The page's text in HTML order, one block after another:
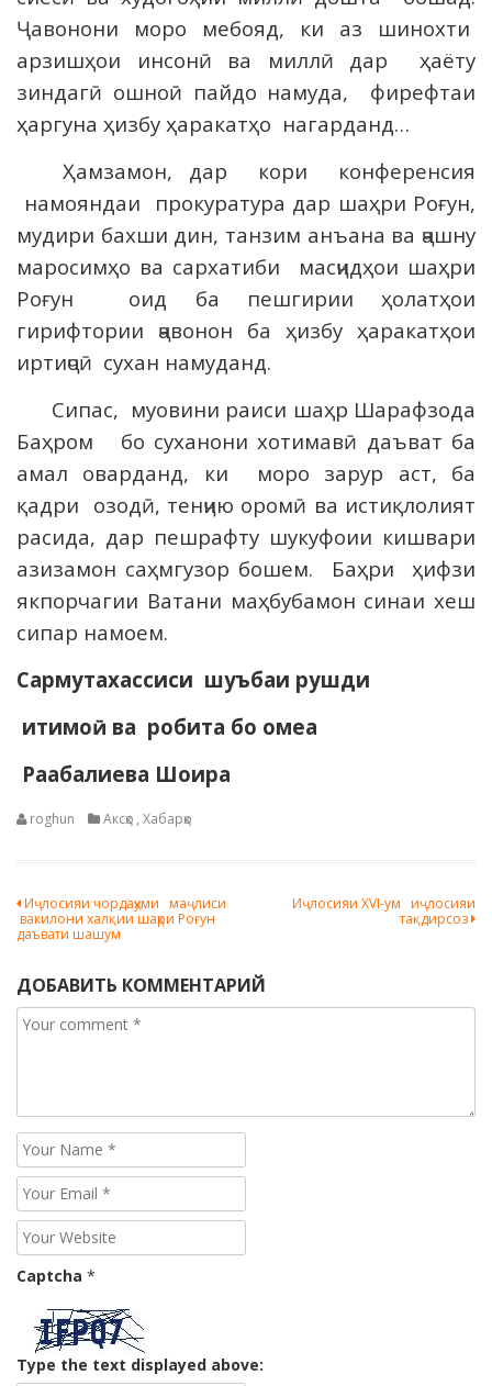
Ҷавонони моро мебояд, ки аз шинохти
арзишҳои инсонӣ ва миллӣ дар ҳаёту
зиндагӣ ошноӣ пайдо намуда, фирефтаи
ҳаргуна ҳизбу ҳаракатҳо нагарданд…
Ҳамзамон, дар кори конференсия
намояндаи прокуратура дар шаҳри Роғун,
мудири бахши дин, танзим анъана ва ҷашну
маросимҳо ва сархатиби масҷидҳои шаҳри
Роғун оид ба пешгирии ҳолатҳои
гирифтории ҷавонон ба ҳизбу ҳаракатҳои
иртиҷоӣ сухан намуданд.
Сипас, муовини раиси шаҳр Шарафзода
Баҳром бо суханони хотимавӣ даъват ба
амал оварданд, ки моро зарур аст, ба
қадри озодӣ, тенҷию оромӣ ва истиқлолият
расида, дар пешрафту шукуфоии кишвари
азизамон саҳмгузор бошем. Баҳри ҳифзи
якпорчагии Ватани маҳбубамон синаи хеш
сипар намоем.
Сармутахассиси шуъбаи рушди
итимоӣ ва робита бо омеа
Раабалиева Шоира
roghun Аксҳо , Хабарҳо
Навигация
по
записям
Иҷлосияи чордаҳуми маҷлиси
вакилони халқии шаҳри Роғун
даъвати шашум
Иҷлосияи XVI-ум иҷлосияи
тақдирсоз
ДОБАВИТЬ КОММЕНТАРИЙ
Captcha *
Type the text displayed above: